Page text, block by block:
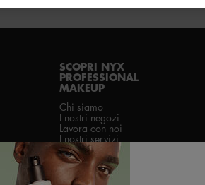
SCOPRI NYX
PROFESSIONAL
MAKEUP
Chi siamo
I nostri negozi
Lavora con noi
I nostri servizi
Diventa partner NYX
Professional Makeup
Istruzioni per la raccolta